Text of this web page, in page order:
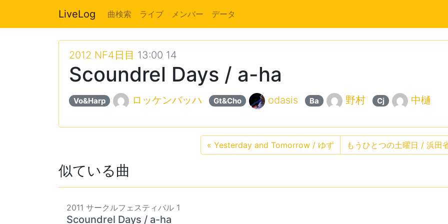
LiveLog 曲検索 ライブ メンバー データ
2012 NF4日目 13:00 14
Scoundrel Days / a-ha
Vo&Harp ロッケンバッハ Gt&Cho odasis Ba 野村 Cj 中樋
« Yesterday and Tomorrow / ゆず もうひとつの土曜日 / 浜田
似ている曲
2011 サークルフェスティバル 1
Scoundrel Days / a-ha